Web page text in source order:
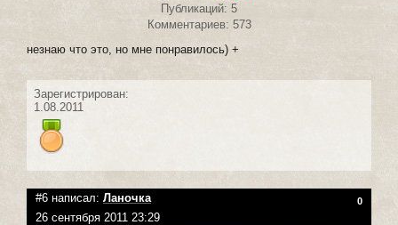
Публикаций: 5
Комментариев: 573
незнаю что это, но мне понравилось) +
Зарегистрирован:
1.08.2011
#6 написал: Ланочка 0
26 сентября 2011 23:29